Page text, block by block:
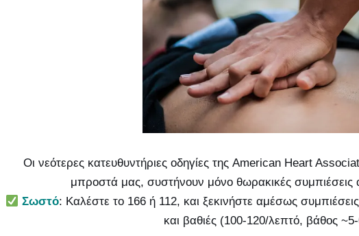
Οι νεότερες κατευθυντήριες οδηγίες της American Heart
μπροστά μας, συστήνουν μόνο θωρακικές
Σωστό: Καλέστε το 166 ή 112, και ξεκινήστε αμέσως
και βαθιές (100-120/λεπτό, βάθος